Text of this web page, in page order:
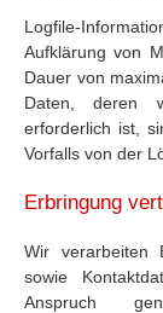
Logfile-
Aufklärung von
Dauer von
Daten, deren
erforderlich ist,
Vorfalls von der
Erbringung
Wir verarbeiten
sowie
Anspruch